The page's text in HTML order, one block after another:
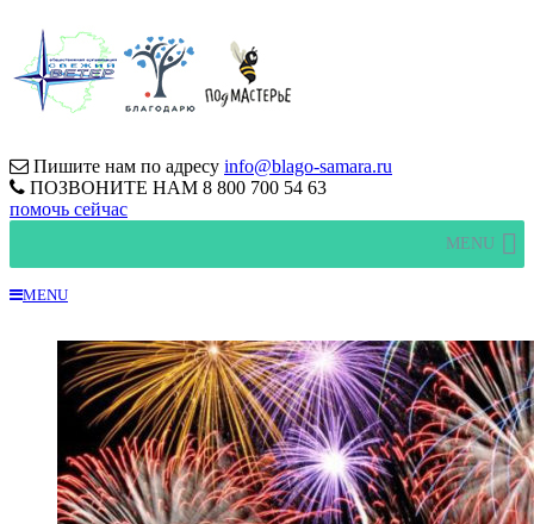
Пишите нам по адресу info@blago-samara.ru
ПОЗВОНИТЕ НАМ 8 800 700 54 63
помочь сейчас
MENU
MENU